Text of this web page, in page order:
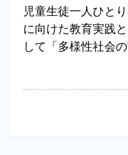
児童生徒一人ひと
に向けた教育実践
して「多様性社会